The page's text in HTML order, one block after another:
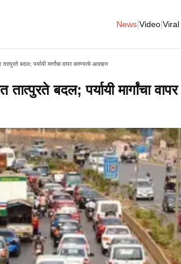
News Video Viral
बदल; पर्यायी मार्गांचा वापर करण्याचे आवाहन
बदल; पर्यायी मार्गांचा